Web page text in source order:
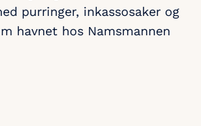
purringer, inkassosaker og
havnet hos Namsmannen